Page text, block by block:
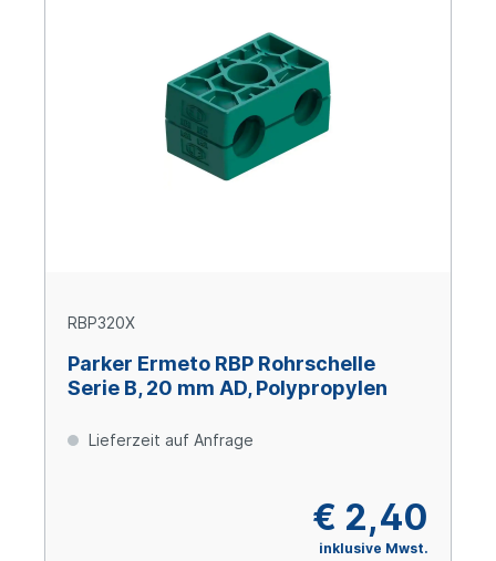
RBP320X
Parker Ermeto RBP Rohrschelle
Serie B, 20 mm AD, Polypropylen
Lieferzeit auf Anfrage
€ 2,40
inklusive Mwst.